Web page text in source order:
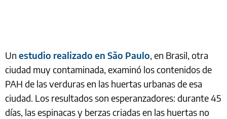
Un estudio realizado en São Paulo, en Brasil, otra
ciudad muy contaminada, examinó los contenidos de
PAH de las verduras en las huertas urbanas de esa
ciudad. Los resultados son esperanzadores: durante 45
días, las espinacas y berzas criadas en las huertas no